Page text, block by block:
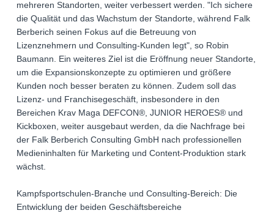
mehreren Standorten, weiter verbessert werden. "Ich sichere
die Qualität und das Wachstum der Standorte, während Falk
Berberich seinen Fokus auf die Betreuung von
Lizenznehmern und Consulting-Kunden legt", so Robin
Baumann. Ein weiteres Ziel ist die Eröffnung neuer Standorte,
um die Expansionskonzepte zu optimieren und größere
Kunden noch besser beraten zu können. Zudem soll das
Lizenz- und Franchisegeschäft, insbesondere in den
Bereichen Krav Maga DEFCON®, JUNIOR HEROES® und
Kickboxen, weiter ausgebaut werden, da die Nachfrage bei
der Falk Berberich Consulting GmbH nach professionellen
Medieninhalten für Marketing und Content-Produktion stark
wächst.
Kampfsportschulen-Branche und Consulting-Bereich: Die
Entwicklung der beiden Geschäftsbereiche